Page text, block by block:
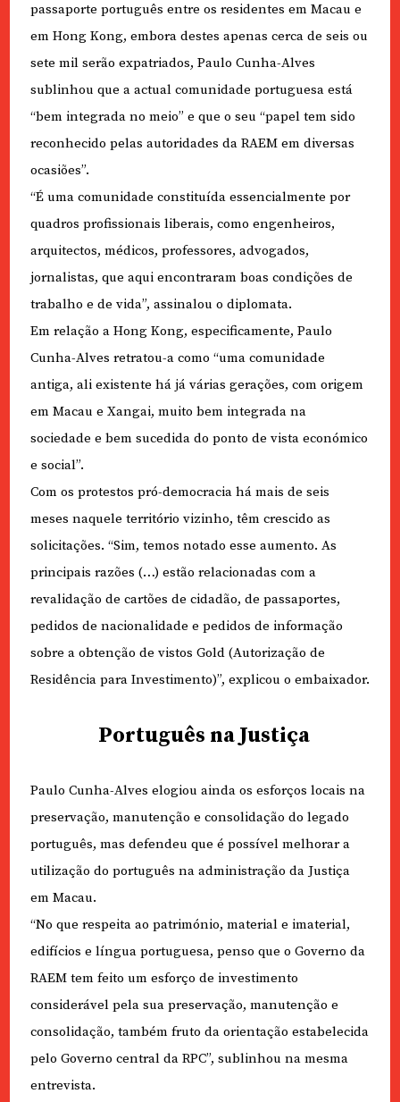
passaporte português entre os residentes em Macau e
em Hong Kong, embora destes apenas cerca de seis ou
sete mil serão expatriados, Paulo Cunha-Alves
sublinhou que a actual comunidade portuguesa está
“bem integrada no meio” e que o seu “papel tem sido
reconhecido pelas autoridades da RAEM em diversas
ocasiões”.
“É uma comunidade constituída essencialmente por
quadros profissionais liberais, como engenheiros,
arquitectos, médicos, professores, advogados,
jornalistas, que aqui encontraram boas condições de
trabalho e de vida”, assinalou o diplomata.
Em relação a Hong Kong, especificamente, Paulo
Cunha-Alves retratou-a como “uma comunidade
antiga, ali existente há já várias gerações, com origem
em Macau e Xangai, muito bem integrada na
sociedade e bem sucedida do ponto de vista económico
e social”.
Com os protestos pró-democracia há mais de seis
meses naquele território vizinho, têm crescido as
solicitações. “Sim, temos notado esse aumento. As
principais razões (…) estão relacionadas com a
revalidação de cartões de cidadão, de passaportes,
pedidos de nacionalidade e pedidos de informação
sobre a obtenção de vistos Gold (Autorização de
Residência para Investimento)”, explicou o embaixador.
Português na Justiça
Paulo Cunha-Alves elogiou ainda os esforços locais na
preservação, manutenção e consolidação do legado
português, mas defendeu que é possível melhorar a
utilização do português na administração da Justiça
em Macau.
“No que respeita ao património, material e imaterial,
edifícios e língua portuguesa, penso que o Governo da
RAEM tem feito um esforço de investimento
considerável pela sua preservação, manutenção e
consolidação, também fruto da orientação estabelecida
pelo Governo central da RPC”, sublinhou na mesma
entrevista.